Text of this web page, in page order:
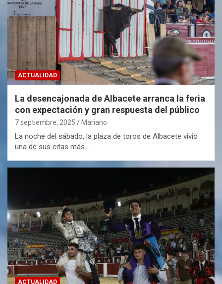
ACTUALIDAD
La desencajonada de Albacete arranca la feria
con expectación y gran respuesta del público
7 septiembre, 2025 Mariano
La noche del sábado, la plaza de toros de Albacete vivió
una de sus citas más…
ACTUALIDAD